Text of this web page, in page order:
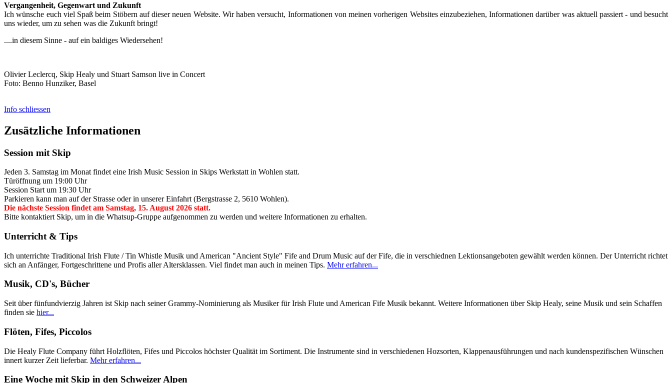
Vergangenheit, Gegenwart und Zukunft
Ich wünsche euch viel Spaß beim Stöbern auf dieser neuen Website. Wir haben versucht, Informationen von meinen vorherigen Websites einzubeziehen, Informationen darüber was aktuell passiert - und besucht
uns wieder, um zu sehen was die Zukunft bringt!
....in diesem Sinne - auf ein baldiges Wiedersehen!
Olivier Leclercq, Skip Healy und Stuart Samson live in Concert
Foto: Benno Hunziker, Basel
Info schliessen
Zusätzliche Informationen
Session mit Skip
Jeden 3. Samstag im Monat findet eine Irish Music Session in Skips Werkstatt in Wohlen statt.
Türöffnung um 19:00 Uhr
Session Start um 19:30 Uhr
Parkieren kann man auf der Strasse oder in unserer Einfahrt (Bergstrasse 2, 5610 Wohlen).
Die nächste Session findet am Samstag, 15. August 2026 statt.
Bitte kontaktiert Skip, um in die Whatsup-Gruppe aufgenommen zu werden und weitere Informationen zu erhalten.
Unterricht & Tips
Ich unterrichte Traditional Irish Flute / Tin Whistle Musik und American "Ancient Style" Fife and Drum Music auf der Fife, die in verschiednen Lektionsangeboten gewählt werden können. Der Unterricht richtet
sich an Anfänger, Fortgeschrittene und Profis aller Altersklassen. Viel findet man auch in meinen Tips. Mehr erfahren...
Musik, CD's, Bücher
Seit über fünfundvierzig Jahren ist Skip nach seiner Grammy-Nominierung als Musiker für Irish Flute und American Fife Musik bekannt. Weitere Informationen über Skip Healy, seine Musik und sein Schaffen
finden sie hier...
Flöten, Fifes, Piccolos
Die Healy Flute Company führt Holzflöten, Fifes und Piccolos höchster Qualität im Sortiment. Die Instrumente sind in verschiedenen Hozsorten, Klappenausführungen und nach kundenspezifischen Wünschen
innert kurzer Zeit lieferbar. Mehr erfahren...
Eine Woche mit Skip in den Schweizer Alpen